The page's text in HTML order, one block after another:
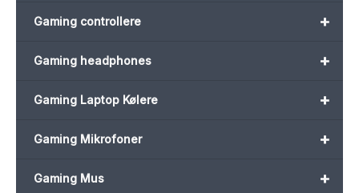
+
Gaming controllere
+
Gaming headphones
+
Gaming Laptop Kølere
+
Gaming Mikrofoner
+
Gaming Mus